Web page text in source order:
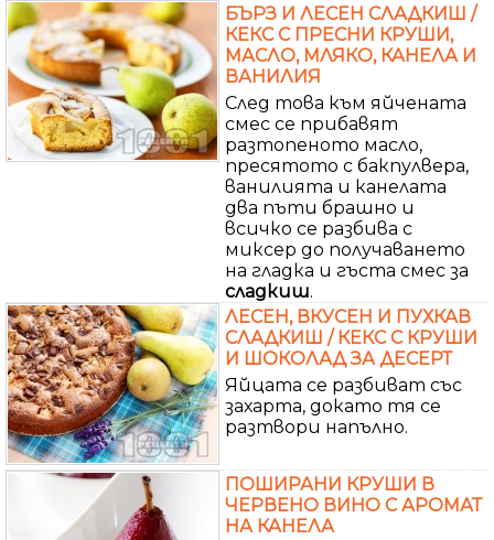
БЪРЗ И ЛЕСЕН СЛАДКИШ /
КЕКС С ПРЕСНИ КРУШИ,
МАСЛО, МЛЯКО, КАНЕЛА И
ВАНИЛИЯ
След това към яйчената
смес се прибавят
разтопеното масло,
пресятото с бакпулвера,
ванилията и канелата
два пъти брашно и
всичко се разбива с
миксер до получаването
на гладка и гъста смес за
сладкиш.
ЛЕСЕН, ВКУСЕН И ПУХКАВ
СЛАДКИШ / КЕКС С КРУШИ
И ШОКОЛАД ЗА ДЕСЕРТ
Яйцата се разбиват със
захарта, докато тя се
разтвори напълно.
ПОШИРАНИ КРУШИ В
ЧЕРВЕНО ВИНО С АРОМАТ
НА КАНЕЛА